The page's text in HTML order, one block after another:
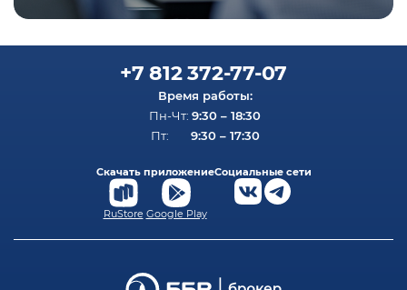
+7 812 372-77-07
Время работы:
Пн-Чт: 9:30 – 18:30
Пт: 9:30 – 17:30
Скачать приложение
RuStore Google Play
Социальные сети